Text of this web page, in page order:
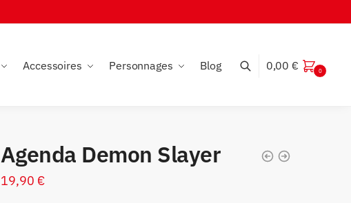
Accessoires Personnages Blog 0,00 € 0
Agenda Demon Slayer
19,90 €